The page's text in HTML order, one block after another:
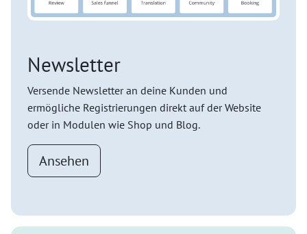
Newsletter
Versende Newsletter an deine Kunden und
ermögliche Registrierungen direkt auf der Website
oder in Modulen wie Shop und Blog.
Ansehen